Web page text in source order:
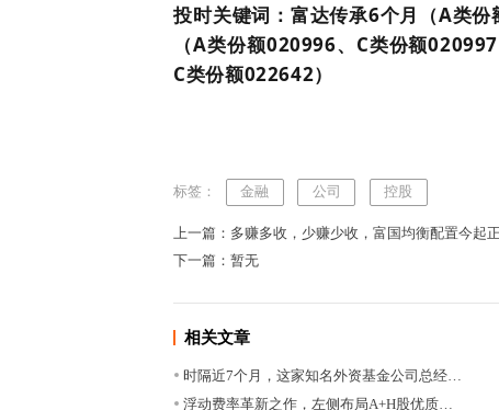
投时关键词：富达传承6个月（A类
（A类份额020996、C类份额
C类份额022642）
标签： 金融 公司 控股
上一篇：多赚多收，少赚少收，富国均衡配置今起
下一篇：暂无
相关文章
时隔近7个月，这家知名外资基金公司总经…
浮动费率革新之作，左侧布局A+H股优质…